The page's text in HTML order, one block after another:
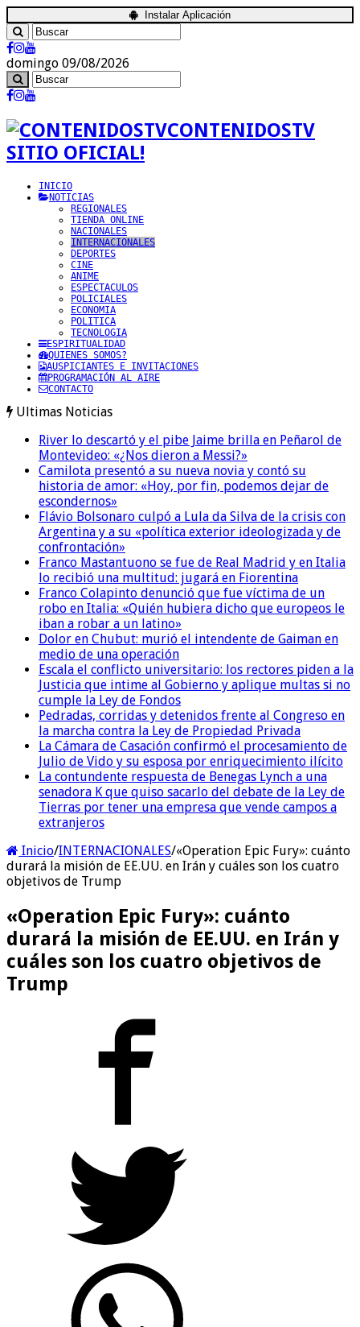
Instalar Aplicación
domingo 09/08/2026
CONTENIDOSTV
SITIO OFICIAL!
INICIO
NOTICIAS
REGIONALES
TIENDA ONLINE
NACIONALES
INTERNACIONALES
DEPORTES
CINE
ANIME
ESPECTACULOS
POLICIALES
ECONOMIA
POLITICA
TECNOLOGIA
ESPIRITUALIDAD
QUIENES SOMOS?
AUSPICIANTES E INVITACIONES
PROGRAMACIÓN AL AIRE
CONTACTO
Ultimas Noticias
River lo descartó y el pibe Jaime brilla en Peñarol de
Montevideo: «¿Nos dieron a Messi?»
Camilota presentó a su nueva novia y contó su
historia de amor: «Hoy, por fin, podemos dejar de
escondernos»
Flávio Bolsonaro culpó a Lula da Silva de la crisis con
Argentina y a su «política exterior ideologizada y de
confrontación»
Franco Mastantuono se fue de Real Madrid y en Italia
lo recibió una multitud: jugará en Fiorentina
Franco Colapinto denunció que fue víctima de un
robo en Italia: «Quién hubiera dicho que europeos le
iban a robar a un latino»
Dolor en Chubut: murió el intendente de Gaiman en
medio de una operación
Escala el conflicto universitario: los rectores piden a la
Justicia que intime al Gobierno y aplique multas si no
cumple la Ley de Fondos
Pedradas, corridas y detenidos frente al Congreso en
la marcha contra la Ley de Propiedad Privada
La Cámara de Casación confirmó el procesamiento de
Julio de Vido y su esposa por enriquecimiento ilícito
La contundente respuesta de Benegas Lynch a una
senadora K que quiso sacarlo del debate de la Ley de
Tierras por tener una empresa que vende campos a
extranjeros
Inicio/INTERNACIONALES/«Operation Epic Fury»: cuánto
durará la misión de EE.UU. en Irán y cuáles son los cuatro
objetivos de Trump
«Operation Epic Fury»: cuánto
durará la misión de EE.UU. en Irán y
cuáles son los cuatro objetivos de
Trump